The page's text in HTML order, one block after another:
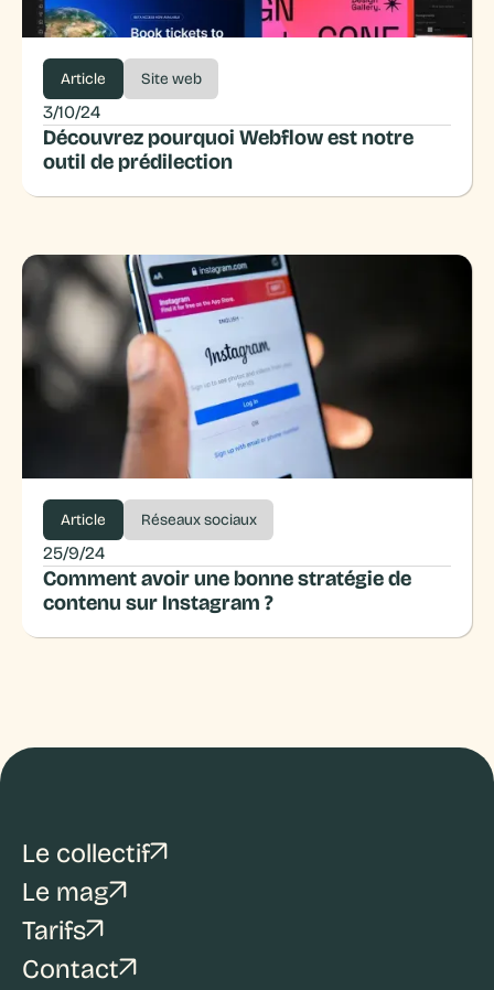
Article Site web
3/10/24
Découvrez pourquoi Webflow est notre
outil de prédilection
Article Réseaux sociaux
25/9/24
Comment avoir une bonne stratégie de
contenu sur Instagram ?
Le collectif
Le mag
Tarifs
Contact